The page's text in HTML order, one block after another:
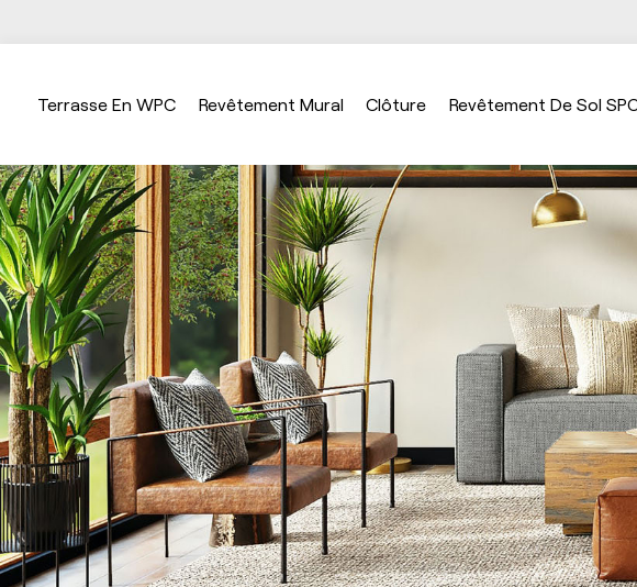
Terrasse En WPC Revêtement Mural Clôture Revêtement De Sol